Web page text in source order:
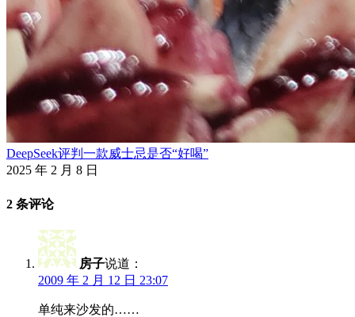
DeepSeek评判一款威士忌是否“好喝”
2025 年 2 月 8 日
2 条评论
房子说道：
2009 年 2 月 12 日 23:07
单纯来沙发的……